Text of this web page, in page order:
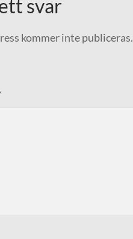
svar
kommer inte publiceras.